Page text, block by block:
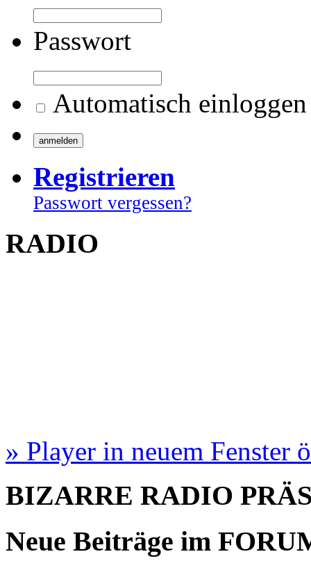
Passwort
Automatisch einloggen
Registrieren
Passwort vergessen?
RADIO
» Player in neuem Fenster
BIZARRE RADIO
Neue Beiträge im